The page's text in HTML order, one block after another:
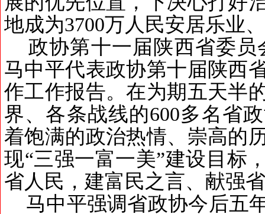
地成为3700万人民安居乐业
政协第十一届陕西省委
马中平代表政协第十届陕西
作工作报告。在为期五天半
界、各条战线的600多名省
着饱满的政治热情、崇高的
现“三强一富一美”建设目标
省人民，建富民之言、献强
马中平强调省政协今后五